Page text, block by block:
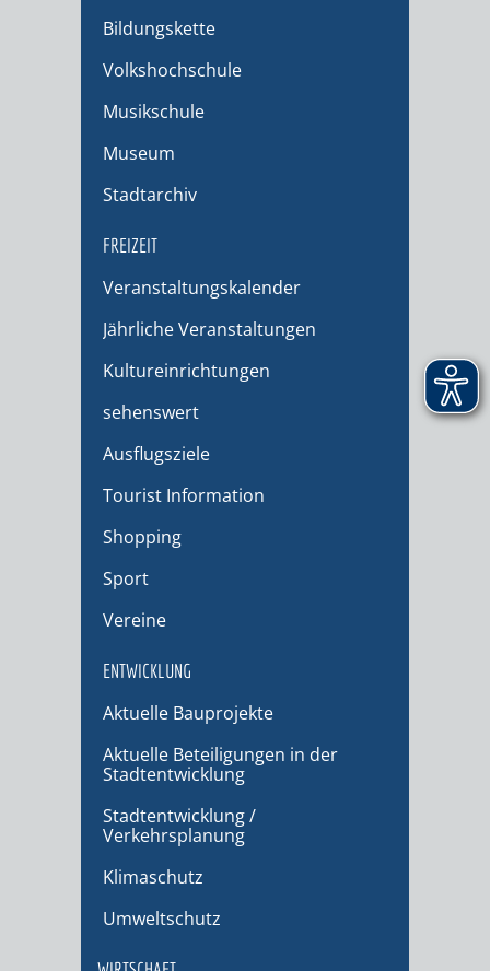
Bildungskette
Volkshochschule
Musikschule
Museum
Stadtarchiv
FREIZEIT
Veranstaltungskalender
Jährliche Veranstaltungen
Kultureinrichtungen
sehenswert
Ausflugsziele
Tourist Information
Shopping
Sport
Vereine
ENTWICKLUNG
Aktuelle Bauprojekte
Aktuelle Beteiligungen in der
Stadtentwicklung
Stadtentwicklung /
Verkehrsplanung
Klimaschutz
Umweltschutz